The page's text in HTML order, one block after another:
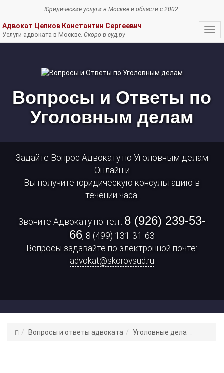
делам
Юридические услугив Москве и области c 2002.
Адвокат Цепков Константин Сергеевич
Услуги адвоката в Москве. Скоро в суд.ру
Вопросы и Ответы по
Уголовным делам
Задайте Вопрос Адвокату по Уголовным делам
Онлайн и
Вы получите юридическую консультацию в
течении часа.
Звоните Адвокату по тел.: 8 (926) 239-53-
66, 8 (499) 131-31-63
Вопросы задавайте по электронной почте:
advokat@skorovsud.ru
Адвокат
Вопросы и ответы адвоката Уголовные дела